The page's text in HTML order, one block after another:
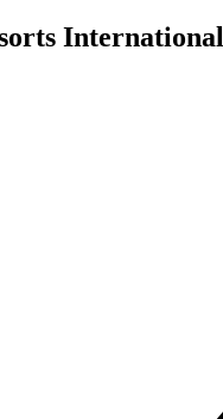
International